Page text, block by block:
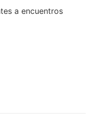
a encuentros